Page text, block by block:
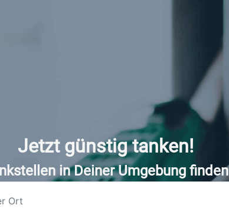
Jetzt günstig tanken!
in Deiner Umgebung finden